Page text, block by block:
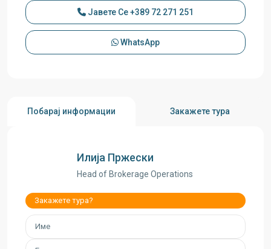
Јавете Се+389 72 271 251
WhatsApp
Побарај информации Закажете тура
Илија Пржески
Head of Brokerage Operations
Закажете тура?